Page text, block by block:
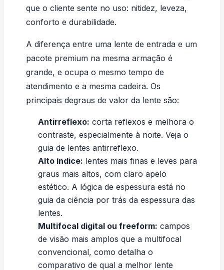
que o cliente sente no uso: nitidez, leveza,
conforto e durabilidade.
A diferença entre uma lente de entrada e um
pacote premium na mesma armação é
grande, e ocupa o mesmo tempo de
atendimento e a mesma cadeira. Os
principais degraus de valor da lente são:
Antirreflexo: corta reflexos e melhora o
contraste, especialmente à noite. Veja o
guia de lentes antirreflexo.
Alto índice: lentes mais finas e leves para
graus mais altos, com claro apelo
estético. A lógica de espessura está no
guia da ciência por trás da espessura das
lentes.
Multifocal digital ou freeform: campos
de visão mais amplos que a multifocal
convencional, como detalha o
comparativo de qual a melhor lente